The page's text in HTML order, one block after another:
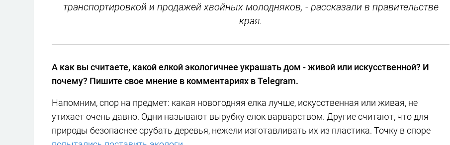
транспортировкой и продажей хвойных молодняков, - рассказали в правительстве
края.
А как вы считаете, какой елкой экологичнее украшать дом - живой или искусственной? И
почему? Пишите свое мнение в комментариях в Telegram.
Напомним, спор на предмет: какая новогодняя елка лучше, искусственная или живая, не
утихает очень давно. Одни называют вырубку елок варварством. Другие считают, что для
природы безопаснее срубать деревья, нежели изготавливать их из пластика. Точку в споре